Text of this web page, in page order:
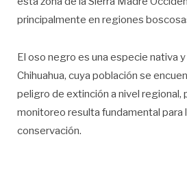
principalmente en regiones
El oso negro es una especie nativa
Chihuahua, cuya población se
peligro de extinción a nivel regional,
monitoreo resulta fundamental
conservación.